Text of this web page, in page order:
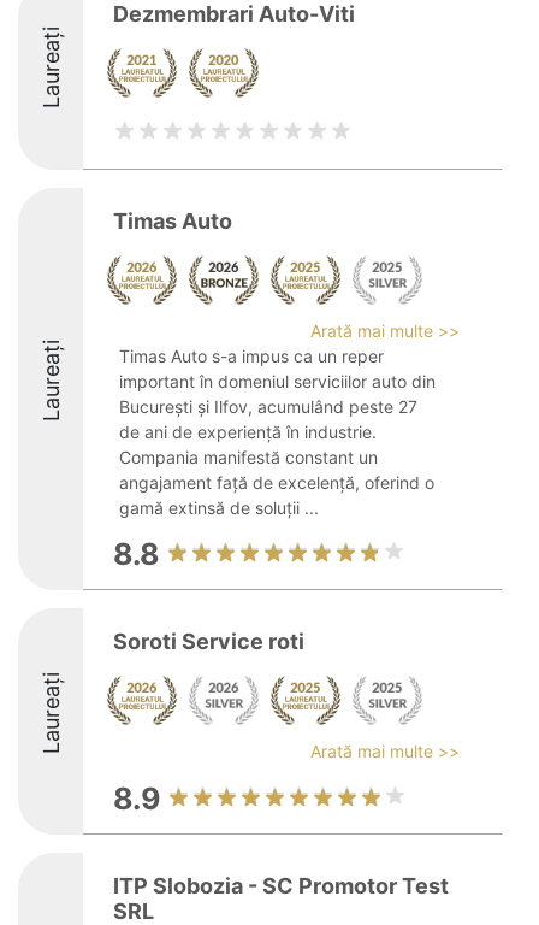
Laureați
Dezmembrari Auto-Viti
Laureați
Timas Auto
Arată mai multe >>
Timas Auto s-a impus ca un reper
important în domeniul serviciilor auto din
București și Ilfov, acumulând peste 27
de ani de experiență în industrie.
Compania manifestă constant un
angajament față de excelență, oferind o
gamă extinsă de soluții ...
8.8
Laureați
Soroti Service roti
Arată mai multe >>
8.9
ITP Slobozia - SC Promotor Test
SRL